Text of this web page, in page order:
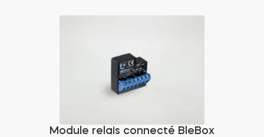
Module relais connecté BleBox